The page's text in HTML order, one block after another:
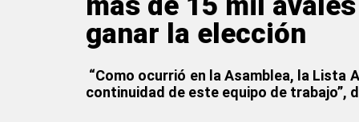
ganar la elección
“Como ocurrió en la Asamblea, la
continuidad de este equipo de trabajo”,